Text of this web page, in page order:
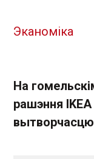
Эканоміка
На
рашэння